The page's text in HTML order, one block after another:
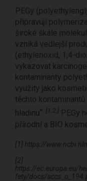
PEGy
připravují
široké škále
vzniká vedlejší
(ethylenoxid, 1,4-
vykazovat
kontaminanty
využity jako
těchto
hladinu“. [1,2,] PEGy
přírodní a BIO
[1] https://
[2]
https://ec.europa.eu/
fety/docs/